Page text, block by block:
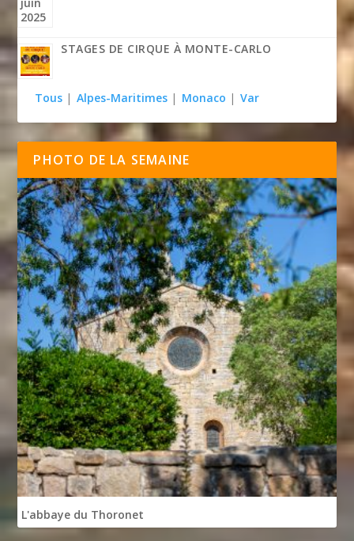
STAGES DE CIRQUE À MONTE-CARLO
Tous | Alpes-Maritimes | Monaco | Var
PHOTO DE LA SEMAINE
L'abbaye du Thoronet